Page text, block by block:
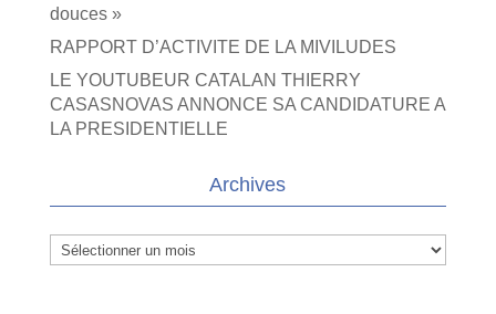
douces »
RAPPORT D’ACTIVITE DE LA MIVILUDES
LE YOUTUBEUR CATALAN THIERRY
CASASNOVAS ANNONCE SA CANDIDATURE A
LA PRESIDENTIELLE
Archives
Archives